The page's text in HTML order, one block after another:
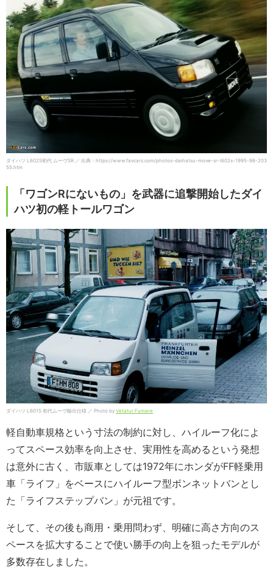
ダイハツ L602S初代 ムーヴSR ／ 出典：https://www.favcars.com/photos-daihatsu-move-sr-l602s-1995-98-203
55.htm
「ワゴンRにないもの」を武器に追撃開始したダイ
ハツ初の軽トールワゴン
ダイハツ L601S 初代ムーヴ輸出仕様 ／ Photo by Vetatur Fumare
軽自動車規格という寸法の制約に対し、ハイルーフ化によ
ってスペース効率を向上させ、実用性を高めるという発想
は意外に古く、市販車としては1972年にホンダがFF軽乗用
車「ライフ」をベースにハイルーフ型ボンネットバンとし
た「ライフステップバン」が元祖です。
そして、その後も商用・乗用問わず、明確に高さ方向のス
ペースを拡大することで使い勝手の向上を狙ったモデルが
多数存在しました。